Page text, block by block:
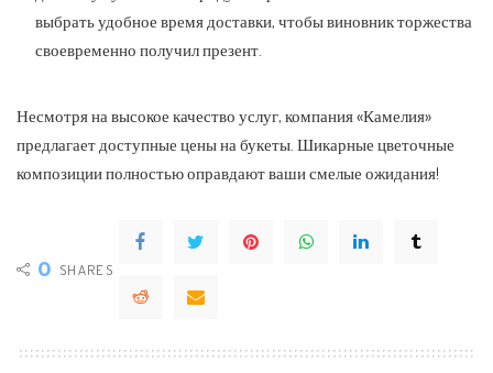
выбрать удобное время доставки, чтобы виновник торжества
своевременно получил презент.
Несмотря на высокое качество услуг, компания «Камелия»
предлагает доступные цены на букеты. Шикарные цветочные
композиции полностью оправдают ваши смелые ожидания!
0 SHARES